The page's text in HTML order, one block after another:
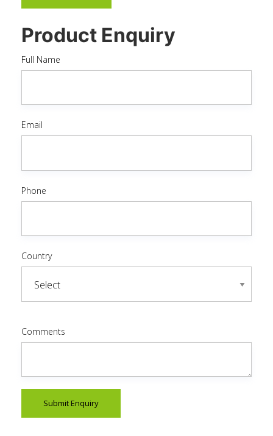
Product Enquiry
Full Name
Email
Phone
Country
Comments
Submit Enquiry